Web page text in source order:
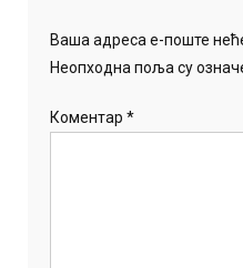
Ваша адреса е-поште
Неопходна поља су
Коментар*